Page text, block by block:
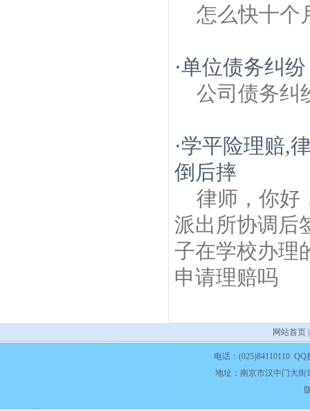
怎么快十个
·单位债务纠
公司债务纠
·学平险理赔,
倒后摔
律师，你好
派出所协调后
子在学校办理
申请理赔吗
网站首页
电话：(025)84110110
地址：南京市汉中门大街